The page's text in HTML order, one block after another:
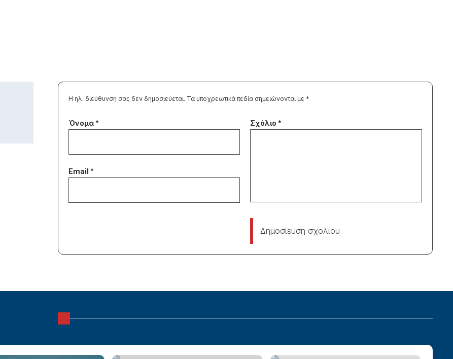
Η ηλ. διεύθυνση σας δεν δημοσιεύεται. Τα υποχρεωτικά πεδία σημειώνονται με *
Δημοσίευση σχολίου